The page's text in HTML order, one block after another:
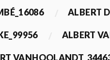
ALBERT
ALBERT